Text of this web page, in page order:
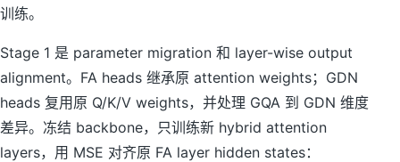
训练。
Stage 1 是 parameter migration 和 layer-wise output
alignment。FA heads 继承原 attention weights；GDN
heads 复用原 Q/K/V weights，并处理 GQA 到 GDN 维度
差异。冻结 backbone，只训练新 hybrid attention
layers，用 MSE 对齐原 FA layer hidden states：